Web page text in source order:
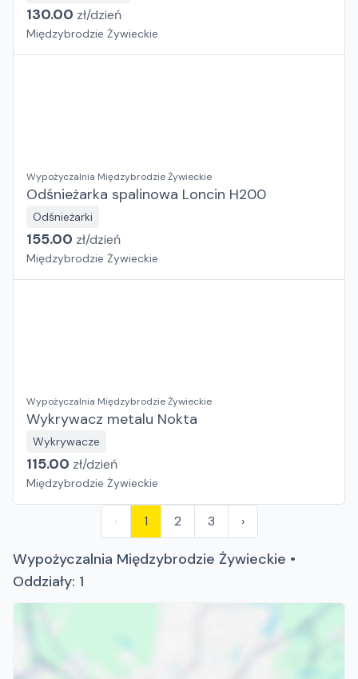
130.00 zł/dzień
Międzybrodzie Żywieckie
Wypożyczalnia Międzybrodzie Żywieckie
Odśnieżarka spalinowa Loncin H200
Odśnieżarki
155.00 zł/dzień
Międzybrodzie Żywieckie
Wypożyczalnia Międzybrodzie Żywieckie
Wykrywacz metalu Nokta
Wykrywacze
115.00 zł/dzień
Międzybrodzie Żywieckie
‹ 1 2 3 ›
Wypożyczalnia Międzybrodzie Żywieckie •
Oddziały: 1